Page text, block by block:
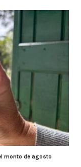
monto de agosto